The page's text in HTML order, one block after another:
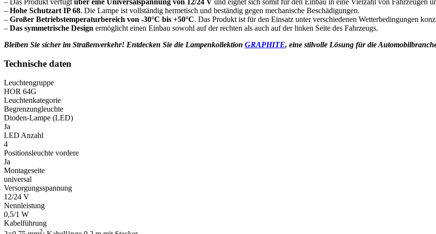
– Das Produkt verfügtüber eine Universalspannung von 12/24 V und eignet sich somit für den Einbau in eine Vielzahl von Fahrzeugen
– Hohe Schutzart IP 68. Die Lampe ist vollständig hermetisch und beständig gegen mechanische Beschädigungen.
– Großer Betriebstemperaturbereich von -30°C bis +50°C. Das Produkt ist für den Einsatz unter verschiedenen Wetterbedingungen
– Das symmetrische Design ermöglicht einen Einbau sowohl auf der rechten als auch auf der linken Seite des Fahrzeugs.
Bleiben Sie sicher im Straßenverkehr! Entdecken Sie die Lampenkollektion GRAPHITE, eine stilvolle Lösung für die
Technische daten
Leuchtengruppe
HOR 64G
Leuchtenkategorie
Begrenzungleuchte
Dioden-Lampe (LED)
Ja
LED Anzahl
4
Positionsleuchte vordere
Ja
Montageseite
universal
Versorgungsspannung
12/24 V
Nennleistung
0,5/1 W
Kabelführung
2